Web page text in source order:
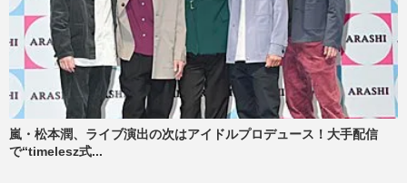
嵐・松本潤、ライブ演出の次はアイドルプロデュース！大手配信
で“timelesz式...